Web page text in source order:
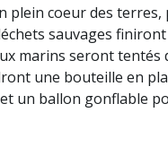
plein coeur des terres,
sauvages finiront
marins seront tentés
une bouteille en
un ballon gonflable